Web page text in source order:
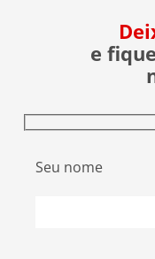
e
Seu nome